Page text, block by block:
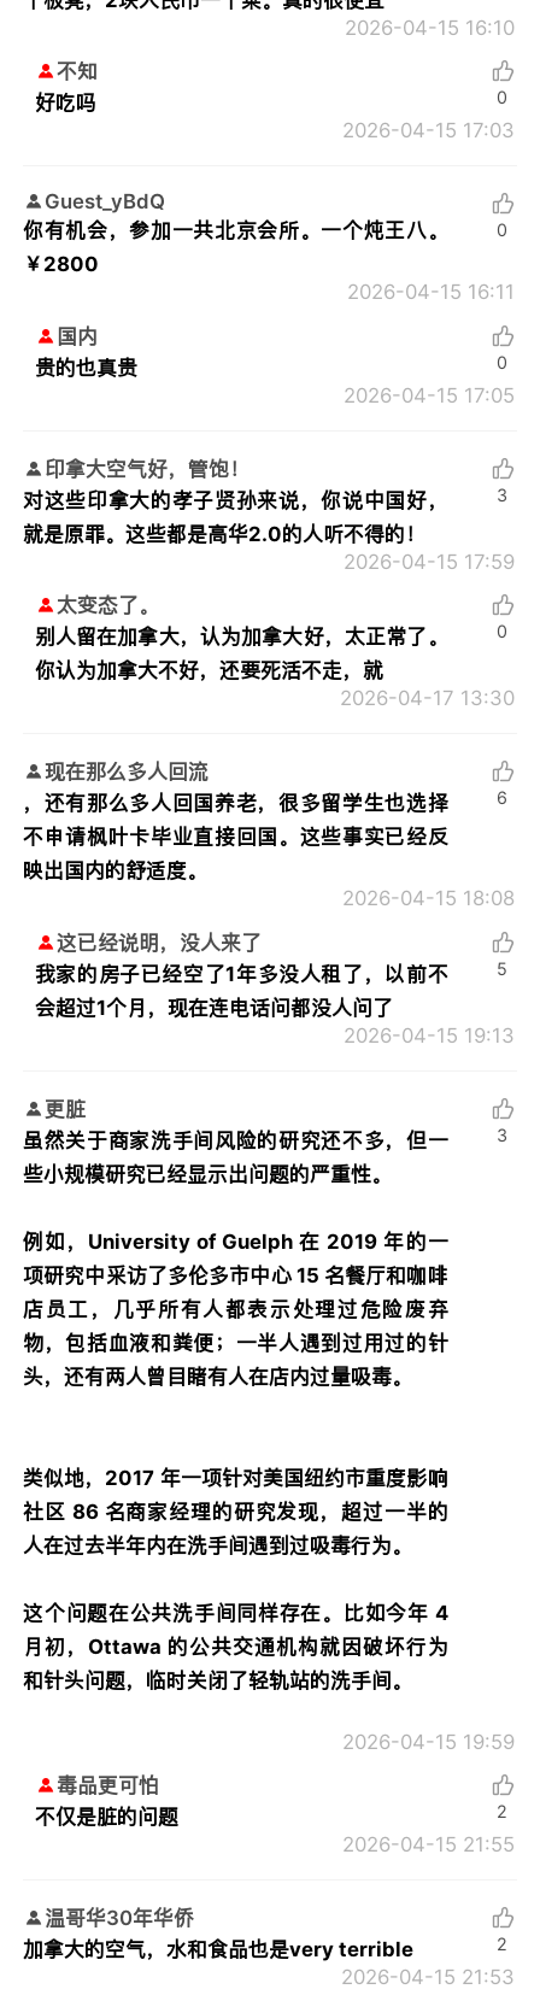
2026-04-15 16:10
不知
好吃吗
2026-04-15 17:03
0
Guest_yBdQ
你有机会，参加一共北京会所。一个炖王八。
￥2800
2026-04-15 16:11
0
国内
贵的也真贵
2026-04-15 17:05
0
印拿大空气好，管饱！
对这些印拿大的孝子贤孙来说，你说中国好，
就是原罪。这些都是高华2.0的人听不得的！
2026-04-15 17:59
3
太变态了。
别人留在加拿大，认为加拿大好，太正常了。
你认为加拿大不好，还要死活不走，就
2026-04-17 13:30
0
现在那么多人回流
，还有那么多人回国养老，很多留学生也选择
不申请枫叶卡毕业直接回国。这些事实已经反
映出国内的舒适度。
2026-04-15 18:08
6
这已经说明，没人来了
我家的房子已经空了1年多没人租了，以前不
会超过1个月，现在连电话问都没人问了
2026-04-15 19:13
5
更脏
虽然关于商家洗手间风险的研究还不多，但一
些小规模研究已经显示出问题的严重性。
例如，University of Guelph 在 2019 年的一
项研究中采访了多伦多市中心 15 名餐厅和咖啡
店员工，几乎所有人都表示处理过危险废弃
物，包括血液和粪便；一半人遇到过用过的针
头，还有两人曾目睹有人在店内过量吸毒。
类似地，2017 年一项针对美国纽约市重度影响
社区 86 名商家经理的研究发现，超过一半的
人在过去半年内在洗手间遇到过吸毒行为。
这个问题在公共洗手间同样存在。比如今年 4
月初，Ottawa 的公共交通机构就因破坏行为
和针头问题，临时关闭了轻轨站的洗手间。
2026-04-15 19:59
3
毒品更可怕
不仅是脏的问题
2026-04-15 21:55
2
温哥华30年华侨
加拿大的空气，水和食品也是very terrible
2026-04-15 21:53
2